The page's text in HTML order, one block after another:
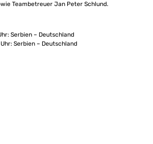
Teambetreuer Jan Peter Schlund.
Serbien – Deutschland
Serbien – Deutschland